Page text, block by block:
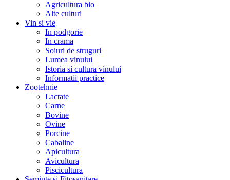
Agricultura bio
Alte culturi
Vin si vie
In podgorie
In crama
Soiuri de struguri
Lumea vinului
Istoria si cultura vinului
Informatii practice
Zootehnie
Lactate
Carne
Bovine
Ovine
Porcine
Cabaline
Apicultura
Avicultura
Piscicultura